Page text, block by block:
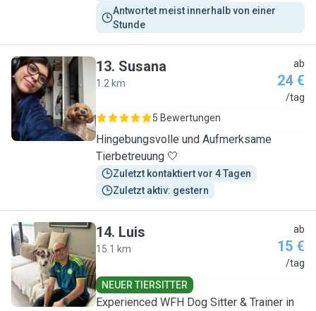
Antwortet meist innerhalb von einer
Stunde
S
13. Susana
1.2 km
ab
24 €
/tag
5 Bewertungen
Hingebungsvolle und Aufmerksame
Tierbetreuung 🤍
Zuletzt kontaktiert vor 4 Tagen
Zuletzt aktiv: gestern
L
14. Luis
15.1 km
ab
15 €
/tag
NEUER TIERSITTER
Experienced WFH Dog Sitter & Trainer in